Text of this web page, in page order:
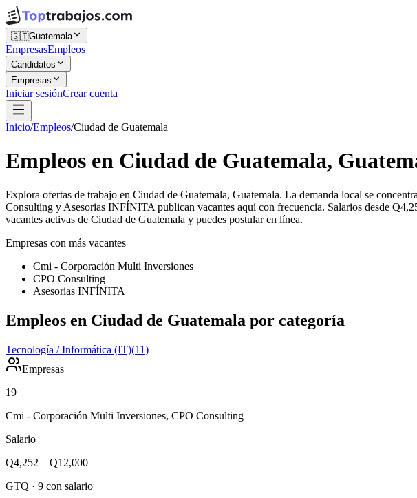
🇬🇹Guatemala
EmpresasEmpleos
Candidatos
Empresas
Iniciar sesiónCrear cuenta
Inicio/Empleos/Ciudad de Guatemala
Empleos en Ciudad de Guatemala,
Explora ofertas de trabajo en Ciudad de Guatemala, Guatemala. La demanda local se
Consulting y Asesorias INFÍNITA publican vacantes aquí con frecuencia. Salarios desde
vacantes activas de Ciudad de Guatemala y puedes postular en línea.
Empresas con más vacantes
Cmi - Corporación Multi Inversiones
CPO Consulting
Asesorias INFÍNITA
Empleos en Ciudad de Guatemala por categoría
Tecnología / Informática (IT)(11)
Empresas
19
Cmi - Corporación Multi Inversiones, CPO Consulting
Salario
Q4,252 – Q12,000
GTQ · 9 con salario